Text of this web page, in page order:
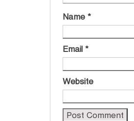
Name *
Email *
Website